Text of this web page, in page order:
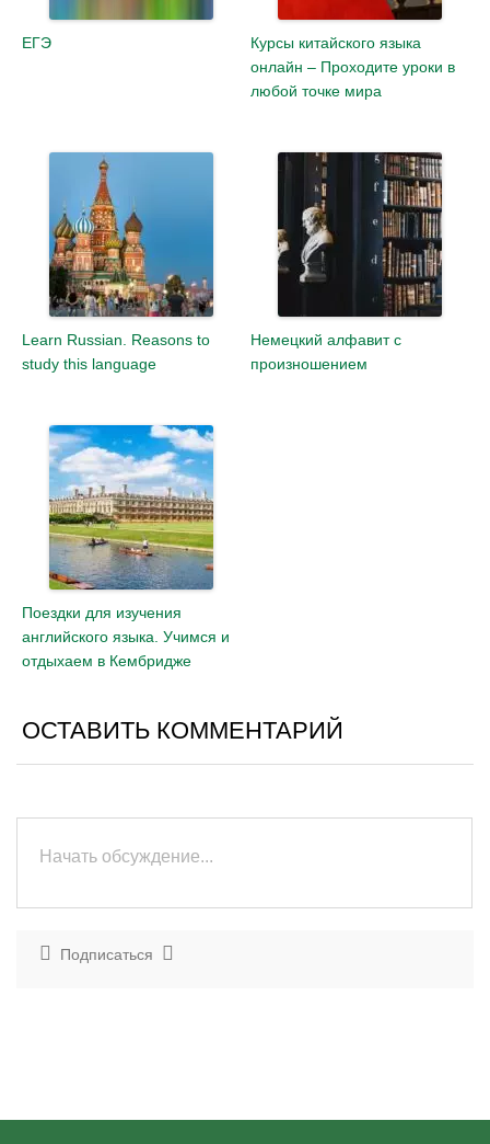
ЕГЭ
Курсы китайского языка
онлайн – Проходите уроки в
любой точке мира
Learn Russian. Reasons to
study this language
Немецкий алфавит с
произношением
Поездки для изучения
английского языка. Учимся и
отдыхаем в Кембридже
ОСТАВИТЬ КОММЕНТАРИЙ
Подписаться